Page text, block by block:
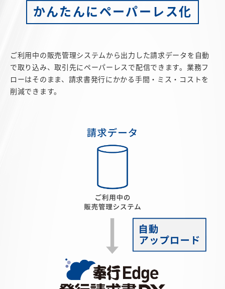
かんたんにペーパーレス化
ご利用中の販売管理システムから出力した請求データを自動
で取り込み、取引先にペーパーレスで配信できます。業務フ
ローはそのまま、請求書発行にかかる手間・ミス・コストを
削減できます。